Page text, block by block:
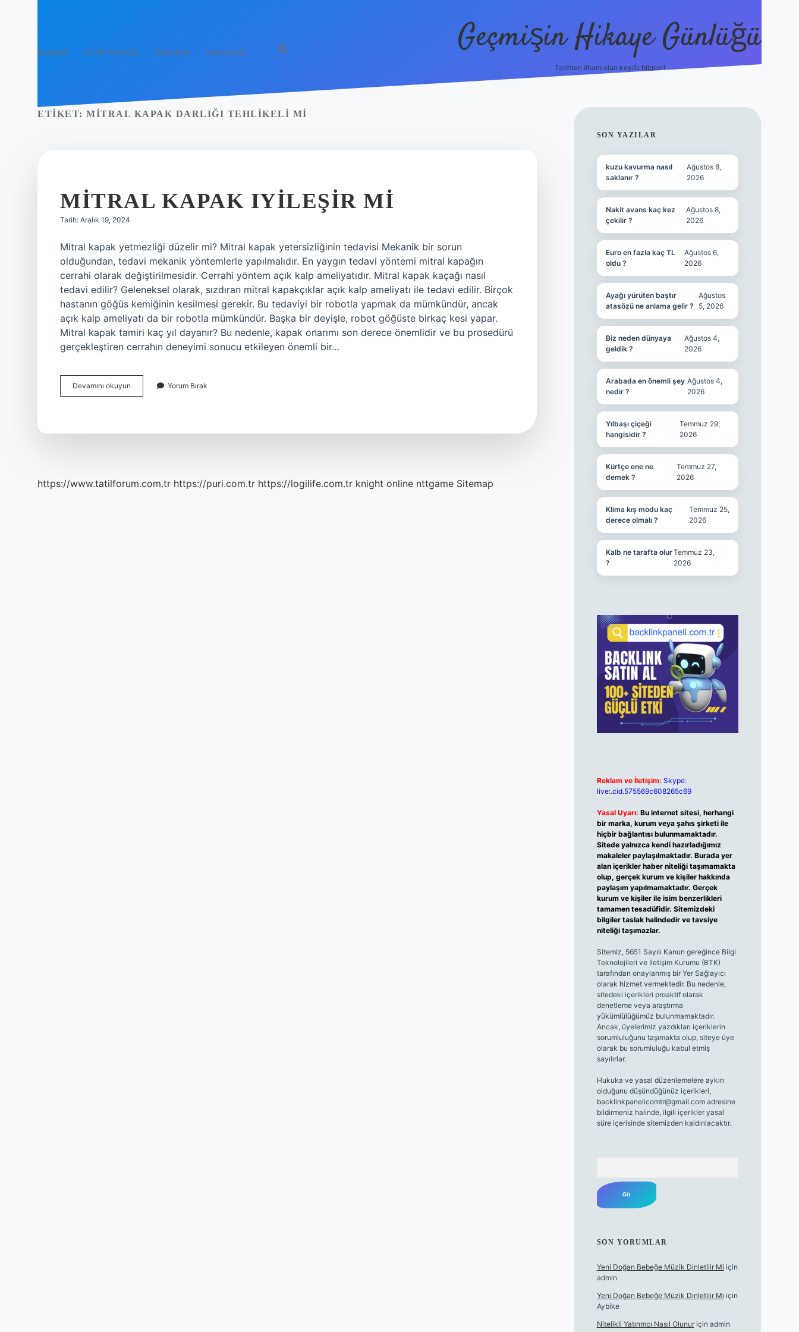
Anasayfa Gizlilik Politikası Yasal Uyarı Hakkımızda Geçmişin Hikaye Günlüğü
Tarihten ilham alan keyifli bilgiler!
ETIKET: MITRAL KAPAK DARLIĞI TEHLIKELI MI
MITRAL KAPAK IYILEŞIR MI
Tarih: Aralık 19, 2024
Mitral kapak yetmezliği düzelir mi? Mitral kapak yetersizliğinin tedavisi Mekanik bir sorun
olduğundan, tedavi mekanik yöntemlerle yapılmalıdır. En yaygın tedavi yöntemi mitral kapağın
cerrahi olarak değiştirilmesidir. Cerrahi yöntem açık kalp ameliyatıdır. Mitral kapak kaçağı nasıl
tedavi edilir? Geleneksel olarak, sızdıran mitral kapakçıklar açık kalp ameliyatı ile tedavi edilir. Birçok
hastanın göğüs kemiğinin kesilmesi gerekir. Bu tedaviyi bir robotla yapmak da mümkündür, ancak
açık kalp ameliyatı da bir robotla mümkündür. Başka bir deyişle, robot göğüste birkaç kesi yapar.
Mitral kapak tamiri kaç yıl dayanır? Bu nedenle, kapak onarımı son derece önemlidir ve bu prosedürü
gerçekleştiren cerrahın deneyimi sonucu etkileyen önemli bir…
Devamını okuyun
Kapak
Yorum Bırak
https://www.tatilforum.com.tr https://puri.com.tr https://logilife.com.tr knight online nttgame Sitemap
SIDEBAR
SON YAZILAR
kuzu kavurma nasıl
saklanır ?
Ağustos 8,
2026
Nakit avans kaç kez
çekilir ?
Ağustos 8,
2026
Euro en fazla kaç TL
oldu ?
Ağustos 6,
2026
Ayağı yürüten baştır
atasözü ne anlama gelir ?
Ağustos
5, 2026
Biz neden dünyaya
geldik ?
Ağustos 4,
2026
Arabada en önemli şey
nedir ?
Ağustos 4,
2026
Yılbaşı çiçeği
hangisidir ?
Temmuz 29,
2026
Kürtçe ene ne
demek ?
Temmuz 27,
2026
Klima kış modu kaç
derece olmalı ?
Temmuz 25,
2026
Kalb ne tarafta olur
?
Temmuz 23,
2026
Reklam ve İletişim: Skype:
live:.cid.575569c608265c69
Yasal Uyarı: Bu internet sitesi, herhangi
bir marka, kurum veya şahıs şirketi ile
hiçbir bağlantısı bulunmamaktadır.
Sitede yalnızca kendi hazırladığımız
makaleler paylaşılmaktadır. Burada yer
alan içerikler haber niteliği taşımamakta
olup, gerçek kurum ve kişiler hakkında
paylaşım yapılmamaktadır. Gerçek
kurum ve kişiler ile isim benzerlikleri
tamamen tesadüfidir. Sitemizdeki
bilgiler taslak halindedir ve tavsiye
niteliği taşımazlar.
Sitemiz, 5651 Sayılı Kanun gereğince Bilgi
Teknolojileri ve İletişim Kurumu (BTK)
tarafından onaylanmış bir Yer Sağlayıcı
olarak hizmet vermektedir. Bu nedenle,
sitedeki içerikleri proaktif olarak
denetleme veya araştırma
yükümlülüğümüz bulunmamaktadır.
Ancak, üyelerimiz yazdıkları içeriklerin
sorumluluğunu taşımakta olup, siteye üye
olarak bu sorumluluğu kabul etmiş
sayılırlar.
Hukuka ve yasal düzenlemelere aykırı
olduğunu düşündüğünüz içerikleri,
backlinkpanelicomtr@gmail.comadresine
bildirmeniz halinde, ilgili içerikler yasal
süre içerisinde sitemizden kaldırılacaktır.
SON YORUMLAR
Yeni Doğan Bebeğe Müzik Dinletilir Mi için
admin
Yeni Doğan Bebeğe Müzik Dinletilir Mi için
Aybike
Nitelikli Yatırımcı Nasıl Olunuriçin admin
betbox giriş